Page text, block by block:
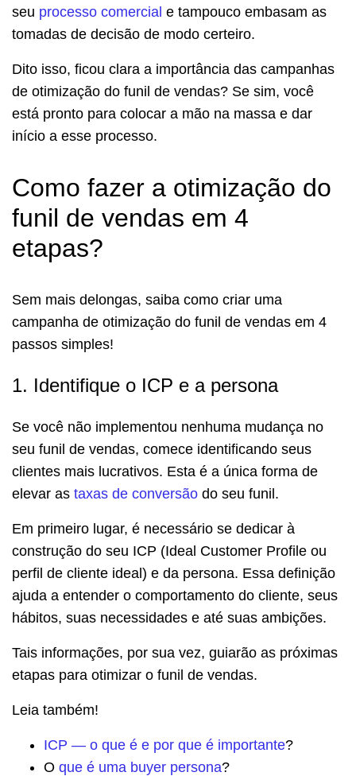
seu processo comercial e tampouco embasam as
tomadas de decisão de modo certeiro.
Dito isso, ficou clara a importância das campanhas
de otimização do funil de vendas? Se sim, você
está pronto para colocar a mão na massa e dar
início a esse processo.
Como fazer a otimização do
funil de vendas em 4
etapas?
Sem mais delongas, saiba como criar uma
campanha de otimização do funil de vendas em 4
passos simples!
1. Identifique o ICP e a persona
Se você não implementou nenhuma mudança no
seu funil de vendas, comece identificando seus
clientes mais lucrativos. Esta é a única forma de
elevar as taxas de conversão do seu funil.
Em primeiro lugar, é necessário se dedicar à
construção do seu ICP (Ideal Customer Profile ou
perfil de cliente ideal) e da persona. Essa definição
ajuda a entender o comportamento do cliente, seus
hábitos, suas necessidades e até suas ambições.
Tais informações, por sua vez, guiarão as próximas
etapas para otimizar o funil de vendas.
Leia também!
ICP — o que é e por que é importante?
O que é uma buyer persona?